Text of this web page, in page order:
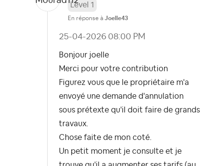
Level 1
En réponse à Joelle43
‎25-04-2026 08:00 PM
Bonjour joelle
Merci pour votre contribution
Figurez vous que le propriétaire m'a
envoyé une demande d'annulation
sous prétexte qu'il doit faire de grands
travaux.
Chose faite de mon coté.
Un petit moment je consulte et je